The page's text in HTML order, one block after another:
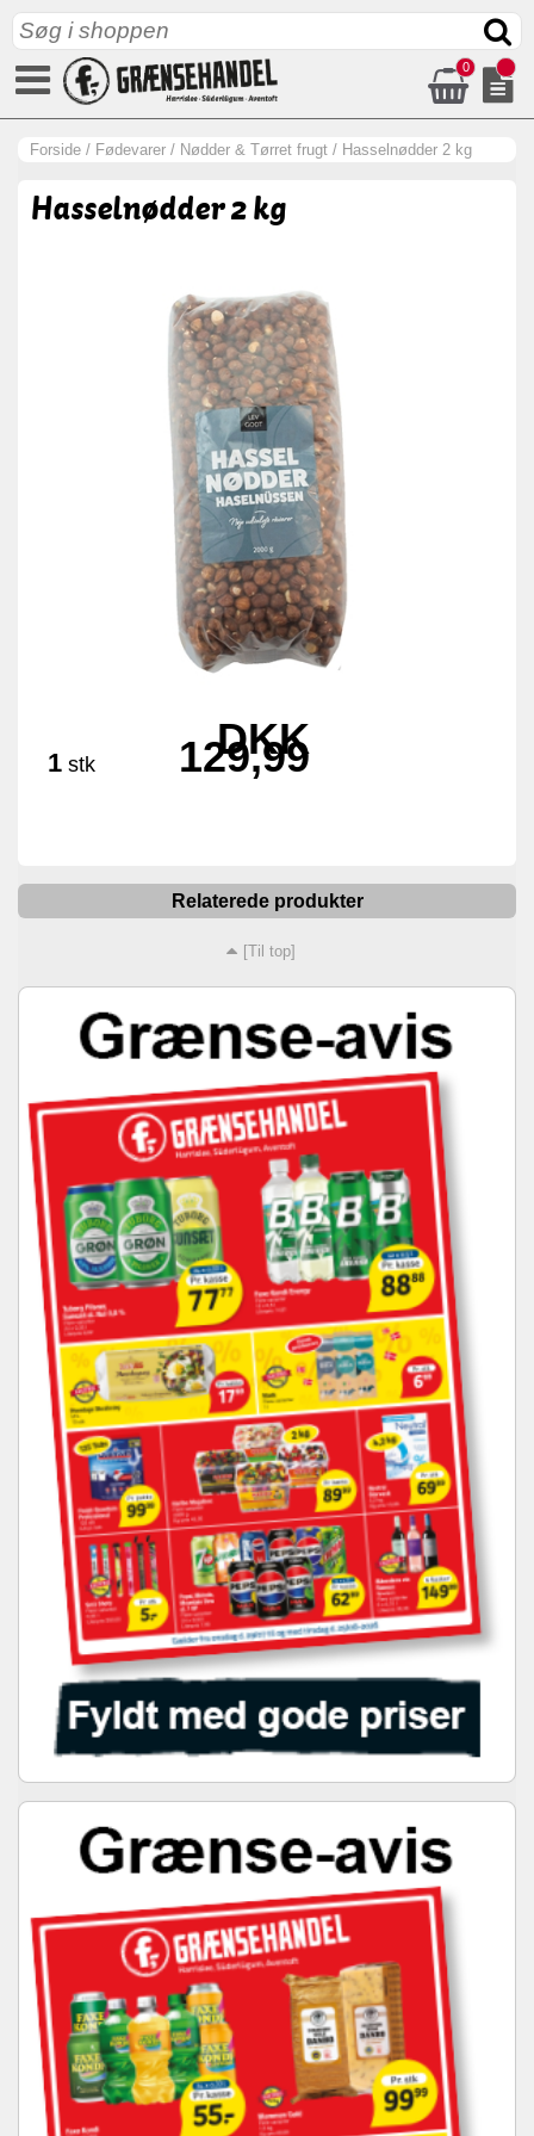
0
Forside / Fødevarer / Nødder & Tørret frugt / Hasselnødder 2 kg
Hasselnødder 2 kg
1 stk
DKK
129,99
Relaterede produkter
[Til top]